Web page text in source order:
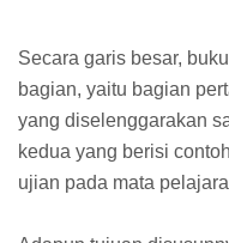
Secara garis besar,
bagian, yaitu bagian
yang diselenggarakan
kedua yang berisi
ujian pada mata